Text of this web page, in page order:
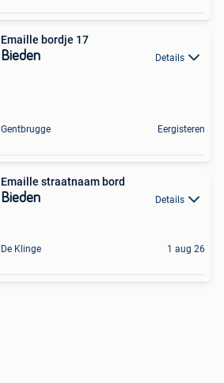
Emaille bordje 17
Bieden Details
Gentbrugge Eergisteren
Emaille straatnaam bord
Bieden Details
De Klinge 1 aug 26